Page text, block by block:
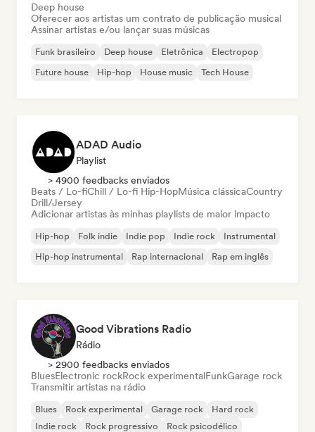
Deep house
Oferecer aos artistas um contrato de publicação musical
Assinar artistas e/ou lançar suas músicas
Funk brasileiro Deep house Eletrônica
Electropop
Future house
Hip-hop House music Tech House
ADAD Audio
Playlist
> 4900 feedbacks enviados
Beats / Lo-fiChill / Lo-fi Hip-HopMúsica clássicaCountry
Drill/Jersey
Adicionar artistas às minhas playlists de maior impacto
Hip-hop Folk indie Indie pop Indie rock
Instrumental
Hip-hop instrumental
Rap internacional Rap em inglês
Good Vibrations Radio
Rádio
> 2900 feedbacks enviados
BluesElectronic rockRock experimentalFunkGarage rock
Transmitir artistas na rádio
Blues Rock experimental Garage rock
Hard rock
Indie rock
Rock progressivo
Rock psicodélico